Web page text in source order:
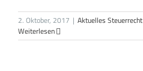
2. Oktober, 2017 | Aktuelles Steuerrecht
Weiterlesen